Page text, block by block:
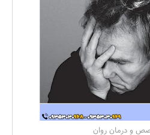
بانک، بیمه و سرمایه
مسکن و ساختمان
و درمان روان